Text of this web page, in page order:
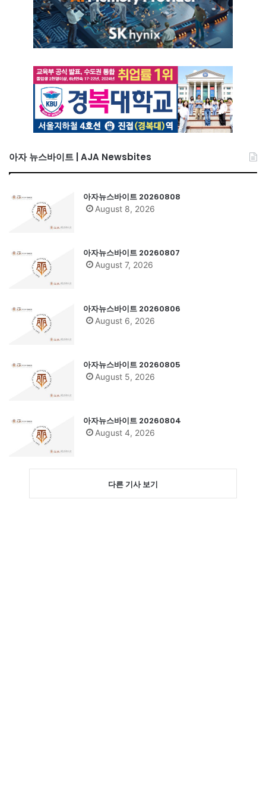
아자 뉴스바이트 | AJA Newsbites
아자뉴스바이트 20260808
August 8, 2026
아자뉴스바이트 20260807
August 7, 2026
아자뉴스바이트 20260806
August 6, 2026
아자뉴스바이트 20260805
August 5, 2026
아자뉴스바이트 20260804
August 4, 2026
다른 기사 보기